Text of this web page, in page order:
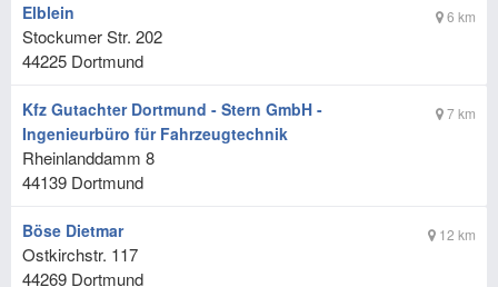
6 km
Elblein
Stockumer Str. 202
44225 Dortmund
7 km
Kfz Gutachter Dortmund - Stern GmbH -
Ingenieurbüro für Fahrzeugtechnik
Rheinlanddamm 8
44139 Dortmund
12 km
Böse Dietmar
Ostkirchstr. 117
44269 Dortmund